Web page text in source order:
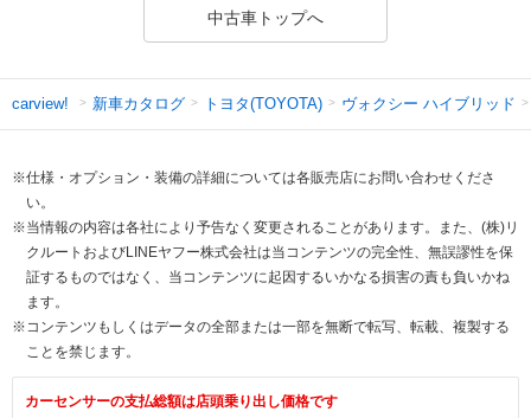
中古車トップへ
carview! 新車カタログ トヨタ(TOYOTA) ヴォクシー ハイブリッド
※仕様・オプション・装備の詳細については各販売店にお問い合わせくださ
い。
※当情報の内容は各社により予告なく変更されることがあります。また、(株)リ
クルートおよびLINEヤフー株式会社は当コンテンツの完全性、無誤謬性を保
証するものではなく、当コンテンツに起因するいかなる損害の責も負いかね
ます。
※コンテンツもしくはデータの全部または一部を無断で転写、転載、複製する
ことを禁じます。
カーセンサーの支払総額は店頭乗り出し価格です